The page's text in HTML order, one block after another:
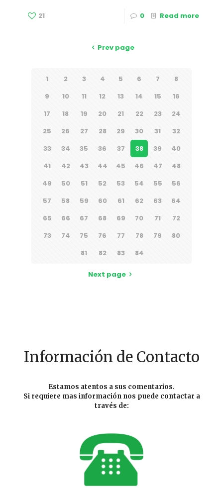
21 0 Read more
Prev page
1 2 3 4 5 6 7
8
9
10 11 12 13 14 15
16
17
18 19 20 21 22 23
24
25
26 27 28 29 30 31
32
33
34 35 36 37 38 39
40
41
42 43 44 45 46 47
48
49
50 51 52 53 54 55
56
57
58 59 60 61 62 63
64
65
66 67 68 69 70 71
72
73
74 75 76 77 78 79
80
81
82 83 84
Next page
Información de Contacto
Estamos atentos a sus comentarios.
Si requiere mas información nos puede contactar a
través de: